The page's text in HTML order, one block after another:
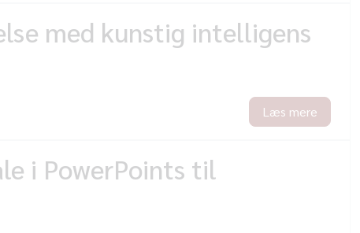
med kunstig intelligens
Læs mere
i PowerPoints til